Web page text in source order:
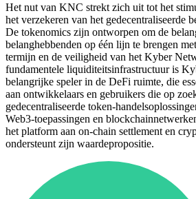
Het nut van KNC strekt zich uit tot het
het verzekeren van het gedecentraliseerde
De tokenomics zijn ontworpen om de
belanghebbenden op één lijn te brengen
termijn en de veiligheid van het Kyber
fundamentele liquiditeitsinfrastructuur is
belangrijke speler in de DeFi ruimte, die
aan ontwikkelaars en gebruikers die op
gedecentraliseerde token-
Web3-toepassingen en
het platform aan on-chain settlement en
ondersteunt zijn waardepropositie.